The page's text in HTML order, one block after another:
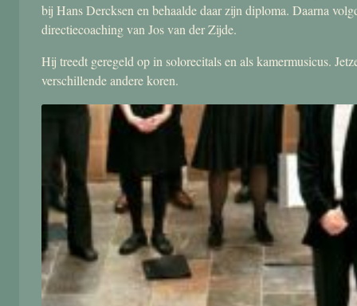
bij Hans Dercksen en behaalde daar zijn diploma. Daarna
directiecoaching van Jos van der Zijde.
Hij treedt geregeld op in solorecitals en als kamermusicus.
verschillende andere koren.